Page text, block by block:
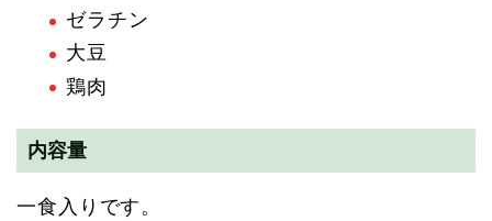
ゼラチン
大豆
鶏肉
内容量
一食入りです。